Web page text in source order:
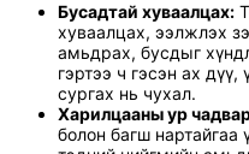
Бусадтай хуваалцах:
хуваалцах, ээлжлэх
амьдрах, бусдыг
гэртээ ч гэсэн ах дүү,
сургах нь чухал.
Харилцааны ур
болон багш